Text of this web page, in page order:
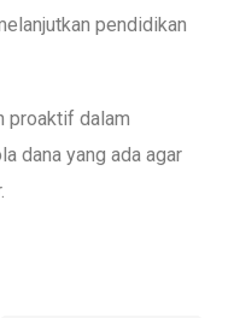
pendidikan
proaktif dalam
dana yang ada agar